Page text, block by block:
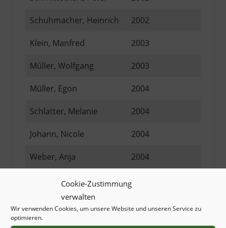
Cookie-Zustimmung
verwalten
Wir verwenden Cookies, um unsere Website und unseren Service zu
optimieren.
Schuhmacher, Heinrich 2002
Klein, Manfred 2003
Müller, Wolfgang 2003
Müller, Egon 2004
Schlatter, Melanie 2004
Johann, Nicole 2004
Weber, Anja 2004
Hofmann, Günter 2005
Freidel, Erich
Scheurer, Ralf 2006